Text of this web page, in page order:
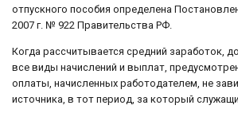
отпускного пособия определена
2007 г. № 922 Правительства РФ.
Когда рассчитывается средний заработок,
все виды начислений и выплат,
оплаты, начисленных работодателем, не
источника, в тот период, за который